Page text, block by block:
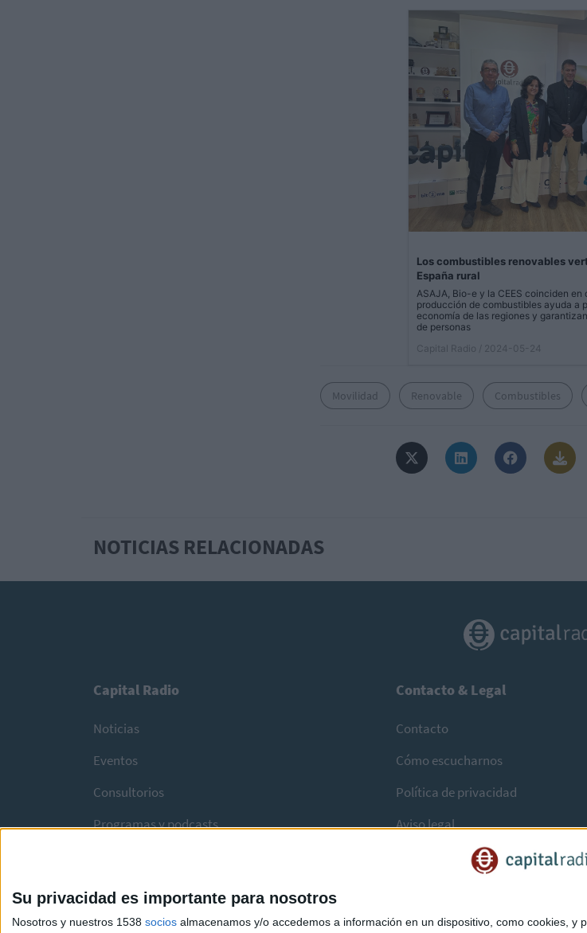
Su privacidad es importante para nosotros
Nosotros y nuestros 1538 socios almacenamos y/o accedemos a información en un dispositivo, como cookies,
Los combustibles renovables
España rural
ASAJA, Bio-e y la CEES coinciden en
producción de combustibles ayuda a
economía de las regiones y
de personas
Capital Radio
/ 2024-05-24
Movilidad Renovable Combustibles
NOTICIAS RELACIONADAS
Capital Radio
Noticias
Eventos
Consultorios
Programas y podcasts
Contacto & Legal
Contacto
Cómo escucharnos
Política de privacidad
Aviso legal